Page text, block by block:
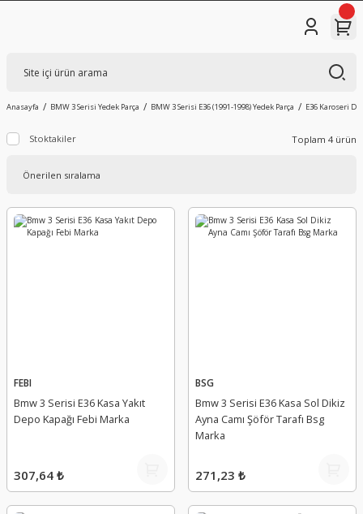
Anasayfa BMW 3 Serisi Yedek Parça BMW 3 Serisi E36 (1991-1998) Yedek Parça E36 Karoseri
Stoktakiler Toplam 4 ürün
FEBI
Bmw 3 Serisi E36 Kasa Yakıt
Depo Kapağı Febi Marka
307,64 ₺
BSG
Bmw 3 Serisi E36 Kasa Sol Dikiz
Ayna Camı Şöför Tarafı Bsg
Marka
271,23 ₺